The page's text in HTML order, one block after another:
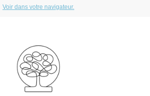
Voir dans votre navigateur.